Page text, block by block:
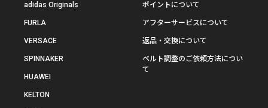
adidas Originals
FURLA
VERSACE
SPINNAKER
HUAWEI
KELTON
ポイントについて
アフターサービスについて
返品・交換について
ベルト調整のご依頼方法につい
て